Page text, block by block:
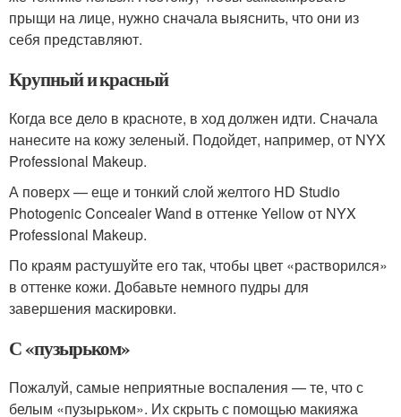
прыщи на лице, нужно сначала выяснить, что они из
себя представляют.
Крупный и красный
Когда все дело в красноте, в ход должен идти. Сначала
нанесите на кожу зеленый. Подойдет, например, от NYX
Professional Makeup.
А поверх — еще и тонкий слой желтого HD Studio
Photogenic Concealer Wand в оттенке Yellow от NYX
Professional Makeup.
По краям растушуйте его так, чтобы цвет «растворился»
в оттенке кожи. Добавьте немного пудры для
завершения маскировки.
С «пузырьком»
Пожалуй, самые неприятные воспаления — те, что с
белым «пузырьком». Их скрыть с помощью макияжа